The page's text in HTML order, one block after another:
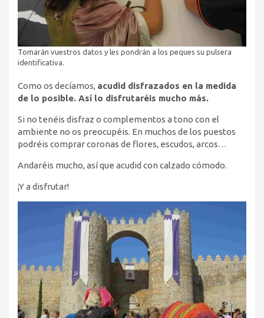
Tomarán vuestros datos y les pondrán a los peques su pulsera
identificativa.
Como os decíamos, acudid disfrazados en la medida
de lo posible. Así lo disfrutaréis mucho más.
Si no tenéis disfraz o complementos a tono con el
ambiente no os preocupéis. En muchos de los puestos
podréis comprar coronas de flores, escudos, arcos…
Andaréis mucho, así que acudid con calzado cómodo.
¡Y a disfrutar!